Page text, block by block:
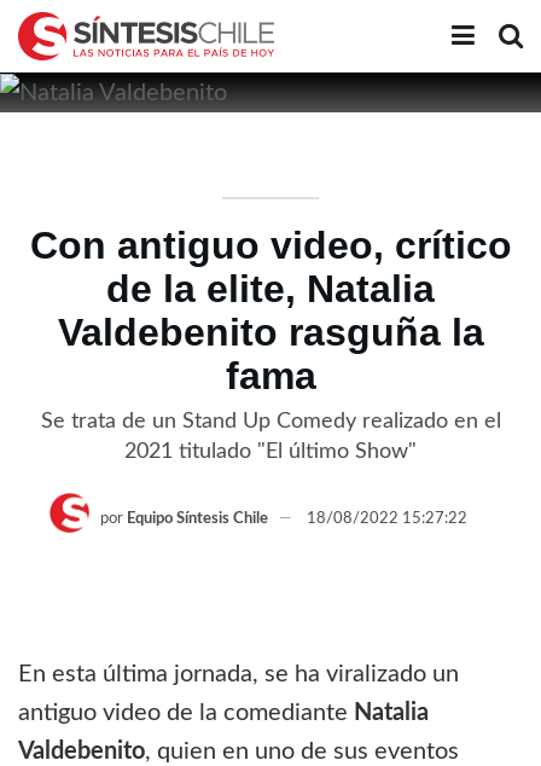
Con antiguo video, crítico
de la elite, Natalia
Valdebenito rasguña la
fama
Se trata de un Stand Up Comedy realizado en el
2021 titulado "El último Show"
por Equipo Síntesis Chile 18/08/2022 15:27:22
En esta última jornada, se ha viralizado un
antiguo video de la comediante Natalia
Valdebenito, quien en uno de sus eventos